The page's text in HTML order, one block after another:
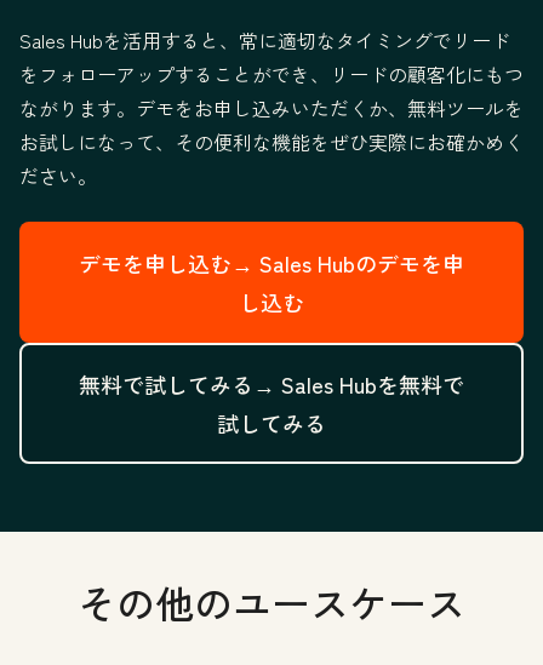
Sales Hubを活用すると、常に適切なタイミングでリード
をフォローアップすることができ、リードの顧客化にもつ
ながります。デモをお申し込みいただくか、無料ツールを
お試しになって、その便利な機能をぜひ実際にお確かめく
ださい。
デモを申し込む→ Sales Hubのデモを申
し込む
無料で試してみる→ Sales Hubを無料で
試してみる
その他のユースケース